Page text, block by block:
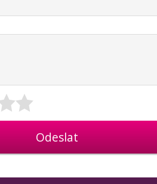
Odeslat